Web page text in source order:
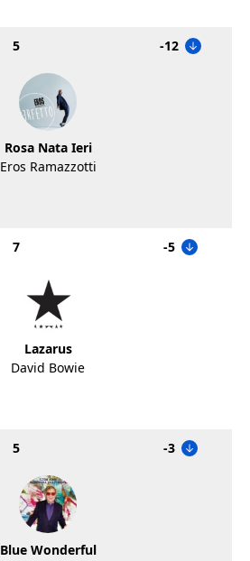
5 -12
Rosa Nata Ieri
Eros Ramazzotti
7 -5
Lazarus
David Bowie
5 -3
Blue Wonderful